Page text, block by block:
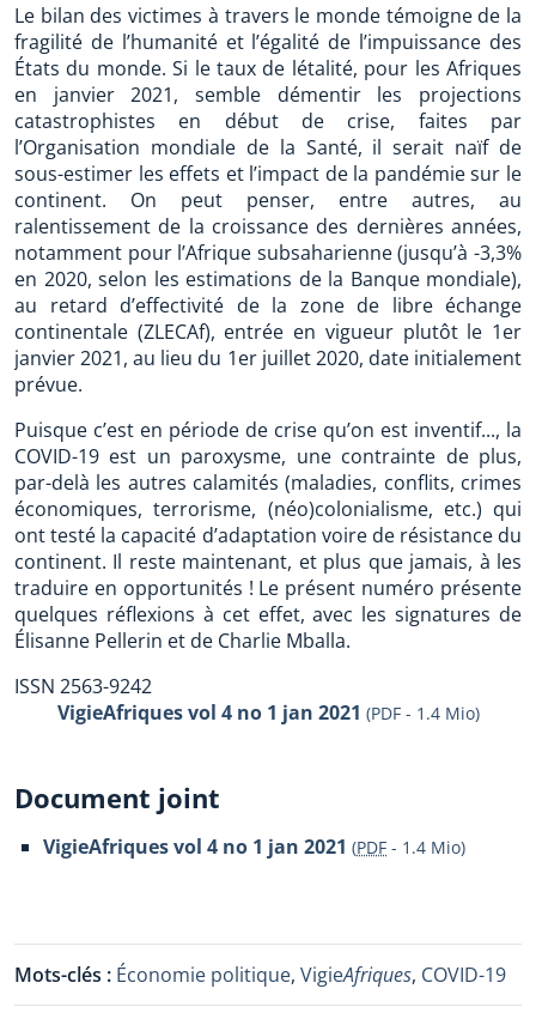
Le bilan des victimes à travers le monde témoigne de la
fragilité de l’humanité et l’égalité de l’impuissance des
États du monde. Si le taux de létalité, pour les Afriques
en janvier 2021, semble démentir les projections
catastrophistes en début de crise, faites par
l’Organisation mondiale de la Santé, il serait naïf de
sous-estimer les effets et l’impact de la pandémie sur le
continent. On peut penser, entre autres, au
ralentissement de la croissance des dernières années,
notamment pour l’Afrique subsaharienne (jusqu’à -3,3%
en 2020, selon les estimations de la Banque mondiale),
au retard d’effectivité de la zone de libre échange
continentale (ZLECAf), entrée en vigueur plutôt le 1er
janvier 2021, au lieu du 1er juillet 2020, date initialement
prévue.
Puisque c’est en période de crise qu’on est inventif..., la
COVID-19 est un paroxysme, une contrainte de plus,
par-delà les autres calamités (maladies, conflits, crimes
économiques, terrorisme, (néo)colonialisme, etc.) qui
ont testé la capacité d’adaptation voire de résistance du
continent. Il reste maintenant, et plus que jamais, à les
traduire en opportunités ! Le présent numéro présente
quelques réflexions à cet effet, avec les signatures de
Élisanne Pellerin et de Charlie Mballa.
ISSN 2563-9242
VigieAfriques vol 4 no 1 jan 2021 (PDF - 1.4 Mio)
Document joint
VigieAfriques vol 4 no 1 jan 2021 (PDF - 1.4 Mio)
Mots-clés : Économie politique, VigieAfriques, COVID-19